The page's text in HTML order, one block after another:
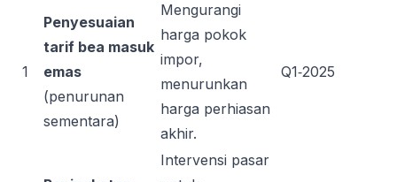
1
Penyesuaian
tarif bea masuk
emas
(penurunan
sementara)
Mengurangi
harga pokok
impor,
menurunkan
harga perhiasan
akhir.
Q1‑2025
Intervensi pasar